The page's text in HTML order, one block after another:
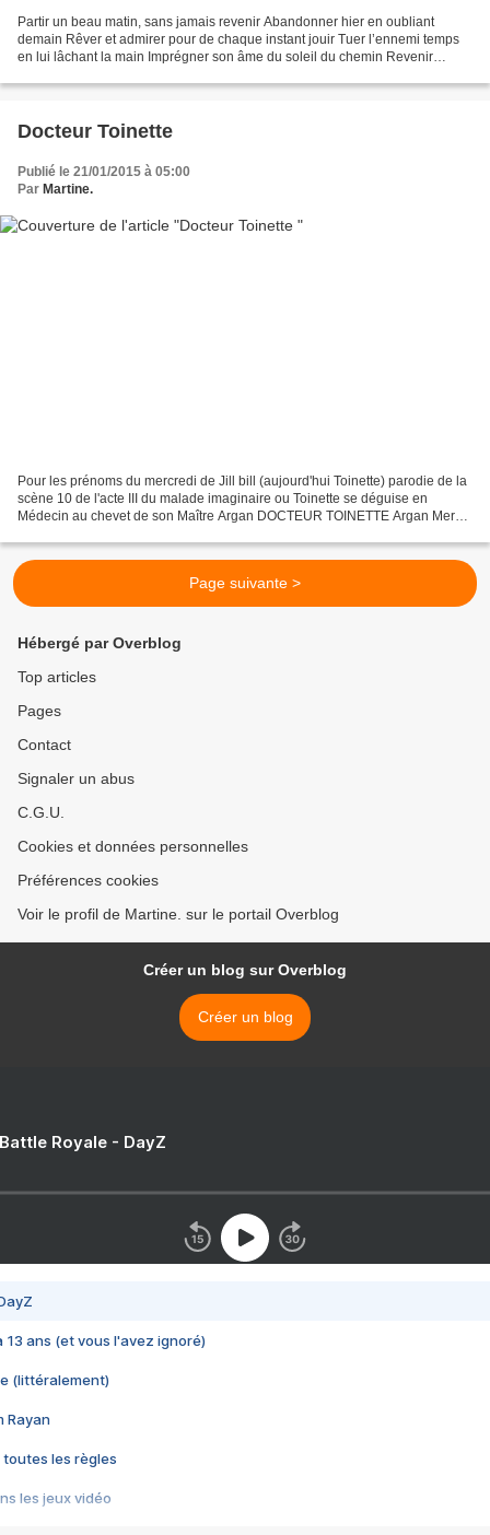
Partir un beau matin, sans jamais revenir Abandonner hier en oubliant
demain Rêver et admirer pour de chaque instant jouir Tuer l’ennemi temps
en lui lâchant la main Imprégner son âme du soleil du chemin Revenir
Docteur Toinette
Publié le 21/01/2015 à 05:00
Par Martine.
Pour les prénoms du mercredi de Jill bill (aujourd'hui Toinette) parodie de la
scène 10 de l'acte III du malade imaginaire ou Toinette se déguise en
Médecin au chevet de son Maître Argan DOCTEUR TOINETTE Argan Merci
Page suivante >
Hébergé par Overblog
Top articles
Pages
Contact
Signaler un abus
C.G.U.
Cookies et données personnelles
Préférences cookies
Voir le profil de Martine. sur le portail Overblog
Créer un blog sur Overblog
Créer un blog
Royale - DayZ
13 ans (et vous l'avez ignoré)
(littéralement)
Rayan
toutes les règles
les jeux vidéo